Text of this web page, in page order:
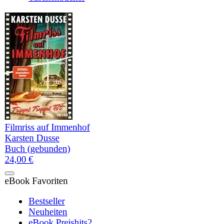
Filmriss auf Immenhof
Karsten Dusse
Buch (gebunden)
24,00 €
eBook Favoriten
Bestseller
Neuheiten